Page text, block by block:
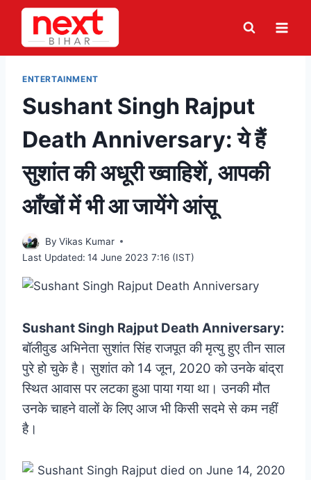
Skip
content
ENTERTAINMENT
Sushant Singh Rajput
Death Anniversary: ये हैं
सुशांत की अधूरी ख्वाहिशें, आपकी
आँखों में भी आ जायेंगे आंसू
By Vikas Kumar
Last Updated: 14 June 2023 7:16 (IST)
Sushant Singh Rajput Death Anniversary:
बॉलीवुड अभिनेता सुशांत सिंह राजपूत की मृत्यु हुए तीन साल
पुरे हो चुके है। सुशांत को 14 जून, 2020 को उनके बांद्रा
स्थित आवास पर लटका हुआ पाया गया था। उनकी मौत
उनके चाहने वालों के लिए आज भी किसी सदमे से कम नहीं
है।